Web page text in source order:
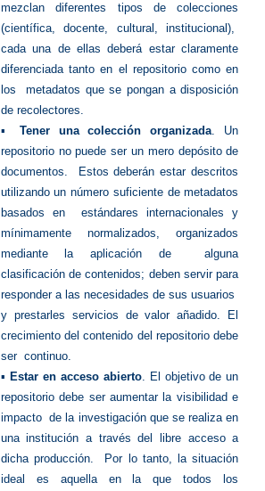
mezclan diferentes tipos de colecciones
(científica, docente, cultural, institucional),
cada una de ellas deberá estar claramente
diferenciada tanto en el repositorio como en
los metadatos que se pongan a disposición
de recolectores.
▪ Tener una colección organizada. Un
repositorio no puede ser un mero depósito de
documentos. Estos deberán estar descritos
utilizando un número suficiente de metadatos
basados en estándares internacionales y
mínimamente normalizados, organizados
mediante la aplicación de alguna
clasificación de contenidos; deben servir para
responder a las necesidades de sus usuarios
y prestarles servicios de valor añadido. El
crecimiento del contenido del repositorio debe
ser continuo.
▪ Estar en acceso abierto. El objetivo de un
repositorio debe ser aumentar la visibilidad e
impacto de la investigación que se realiza en
una institución a través del libre acceso a
dicha producción. Por lo tanto, la situación
ideal es aquella en la que todos los